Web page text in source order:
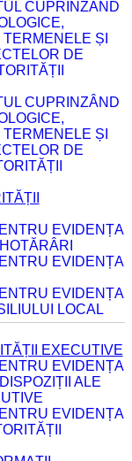
CUPRINZÂND
ȘI
DE
CUPRINZÂND
ȘI
DE
EVIDENȚA
EVIDENȚA
EVIDENȚA
LOCAL
EXECUTIVE
EVIDENȚA
ALE
EVIDENȚA